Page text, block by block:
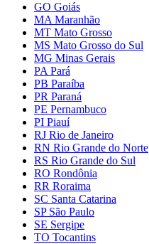
GO Goiás
MA Maranhão
MT Mato Grosso
MS Mato Grosso do Sul
MG Minas Gerais
PA Pará
PB Paraíba
PR Paraná
PE Pernambuco
PI Piauí
RJ Rio de Janeiro
RN Rio Grande do Norte
RS Rio Grande do Sul
RO Rondônia
RR Roraima
SC Santa Catarina
SP São Paulo
SE Sergipe
TO Tocantins